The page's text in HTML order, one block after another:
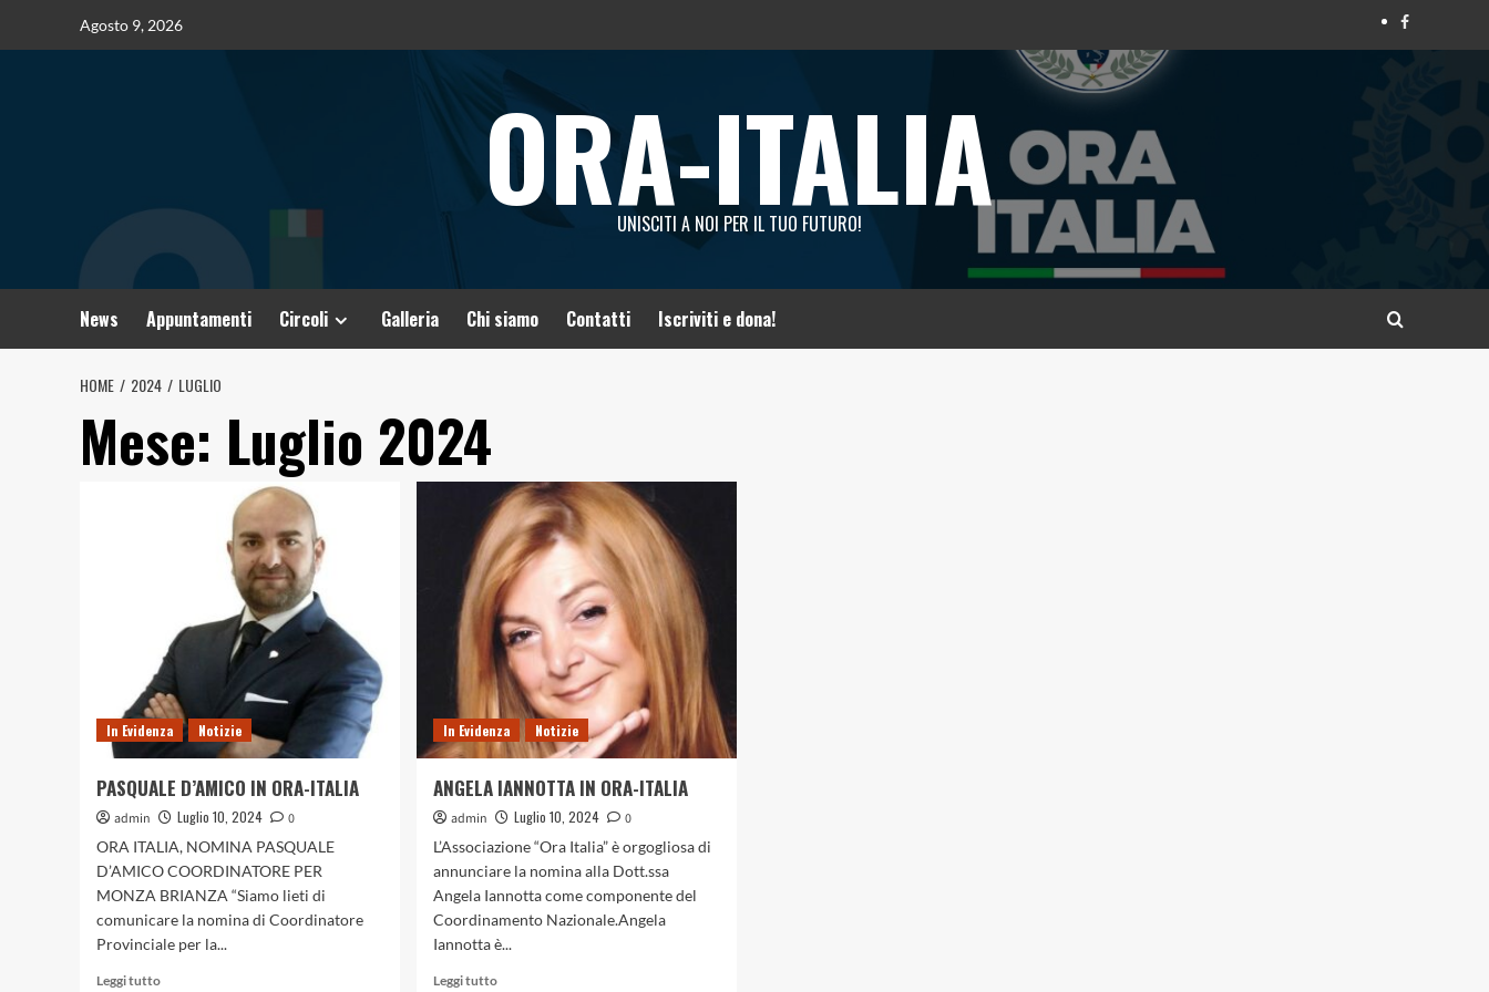
Agosto 9, 2026
Ora
ORA-ITALIA
UNISCITI A NOI PER IL TUO FUTURO!
News Appuntamenti Circoli Galleria Chi siamo Contatti Iscriviti e dona!
HOME 2024 LUGLIO
Mese: Luglio 2024
In Evidenza Notizie
PASQUALE D’AMICO IN ORA-ITALIA
admin Luglio 10, 2024
0
ORA ITALIA, NOMINA PASQUALE
D’AMICO COORDINATORE PER
MONZA BRIANZA “Siamo lieti di
comunicare la nomina di Coordinatore
Provinciale per la...
Leggi tuttoLeggi
In Evidenza Notizie
ANGELA IANNOTTA IN ORA-ITALIA
admin Luglio 10, 2024
0
L’Associazione “Ora Italia” è orgogliosa di
annunciare la nomina alla Dott.ssa
Angela Iannotta come componente del
Coordinamento Nazionale.Angela
Iannotta è...
Leggi tuttoLeggi